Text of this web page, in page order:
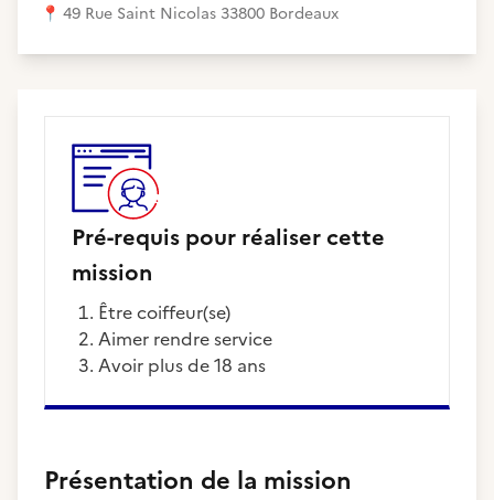
📍 49 Rue Saint Nicolas 33800 Bordeaux
Pré-requis pour réaliser cette
mission
être coiffeur(se)
aimer rendre service
avoir plus de 18 ans
Présentation de la mission